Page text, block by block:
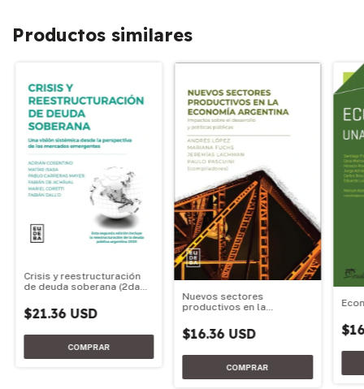
Productos similares
Crisis y reestructuración
de deuda soberana (2da
$21.36 USD
Nuevos sectores
productivos en la
$16.36 USD